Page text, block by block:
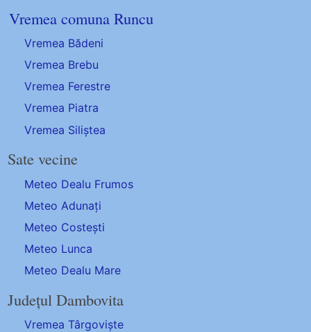
Vremea comuna Runcu
Vremea Bădeni
Vremea Brebu
Vremea Ferestre
Vremea Piatra
Vremea Siliștea
Sate vecine
Meteo Dealu Frumos
Meteo Adunați
Meteo Costești
Meteo Lunca
Meteo Dealu Mare
Județul Dambovita
Vremea Târgoviște